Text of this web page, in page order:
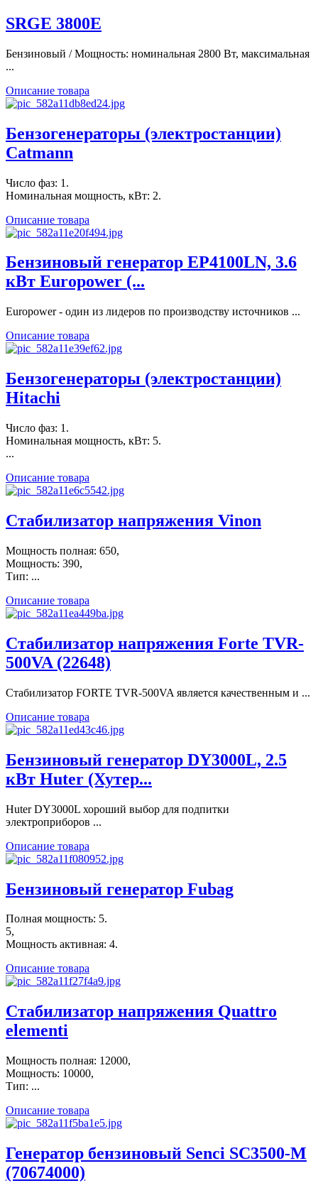
SRGE 3800E
Бензиновый / Мощность: номинальная 2800 Вт, максимальная
...
Описание товара
Бензогенераторы (электростанции)
Catmann
Число фаз: 1.
Номинальная мощность, кВт: 2.
Описание товара
Бензиновый генератор ЕР4100LN, 3.6
кВт Europower (...
Europower - один из лидеров по производству источников ...
Описание товара
Бензогенераторы (электростанции)
Hitachi
Число фаз: 1.
Номинальная мощность, кВт: 5.
...
Описание товара
Стабилизатор напряжения Vinon
Мощность полная: 650,
Мощность: 390,
Тип: ...
Описание товара
Стабилизатор напряжения Forte TVR-
500VA (22648)
Стабилизатор FORTE TVR-500VA является качественным и ...
Описание товара
Бензиновый генератор DY3000L, 2.5
кВт Huter (Хутер...
Huter DY3000L хороший выбор для подпитки
электроприборов ...
Описание товара
Бензиновый генератор Fubag
Полная мощность: 5.
5,
Мощность активная: 4.
Описание товара
Стабилизатор напряжения Quattro
elementi
Мощность полная: 12000,
Мощность: 10000,
Тип: ...
Описание товара
Генератор бензиновый Senci SC3500-M
(70674000)